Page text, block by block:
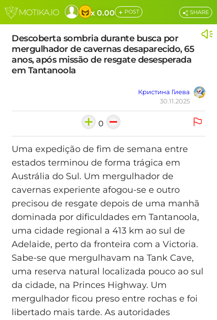
x 0.00 + POST
Descoberta sombria durante busca por
mergulhador de cavernas desaparecido, 65
anos, após missão de resgate desesperada
em Tantanoola
Кристина Гиева
30.11.2025
SHARE
0
Uma expedição de fim de semana entre
estados terminou de forma trágica em
Austrália do Sul. Um mergulhador de
cavernas experiente afogou-se e outro
precisou de resgate depois de uma manhã
dominada por dificuldades em Tantanoola,
uma cidade regional a 413 km ao sul de
Adelaide, perto da fronteira com a Victoria.
Sabe-se que mergulhavam na Tank Cave,
uma reserva natural localizada pouco ao sul
da cidade, na Princes Highway. Um
mergulhador ficou preso entre rochas e foi
libertado mais tarde. As autoridades